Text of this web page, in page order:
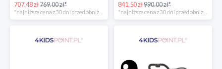
707.48 zł769.00 zł*
*najniższa cena z 30 dni przed obniżką
841.50 zł990.00 zł*
*najniższa cena z 30 dni przed obniżką